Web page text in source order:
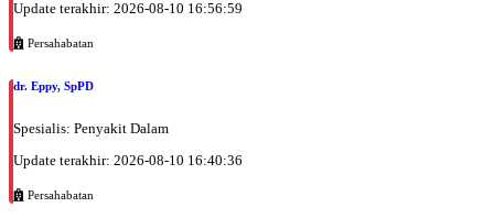
UMUM
Senin, 07/09/2026
UMUM
Selasa, 08/09/2026
UMUM
Update terakhir: 2026-08-10 16:56:59
Persahabatan
dr. Eppy, SpPD
Spesialis: Penyakit Dalam
Update terakhir: 2026-08-10 16:40:36
Persahabatan